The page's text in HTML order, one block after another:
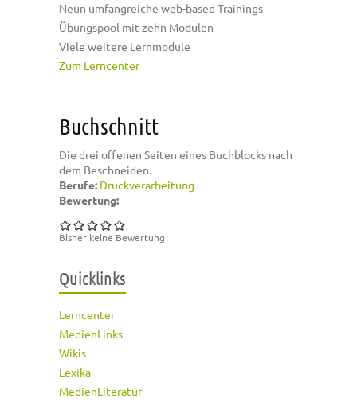
Neun umfangreiche web-based Trainings
Übungspool mit zehn Modulen
Viele weitere Lernmodule
Zum Lerncenter
Buchschnitt
Die drei offenen Seiten eines Buchblocks nach
dem Beschneiden.
Berufe: Druckverarbeitung
Bewertung:
Bisher keine Bewertung
Quicklinks
Lerncenter
MedienLinks
Wikis
Lexika
MedienLiteratur